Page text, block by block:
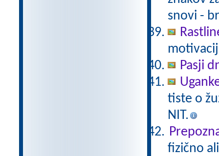
snovi -
Pasji
tiste o
NIT.
fizično